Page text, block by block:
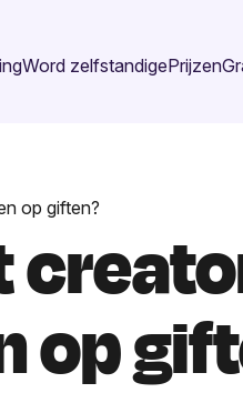
Word zelfstandigePrijzen
op giften?
op